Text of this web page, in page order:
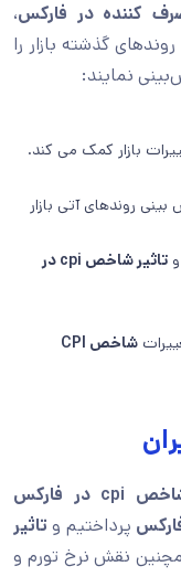
کننده در فارکس،
گذشته بازار را
نمایند:
بازار کمک می کند.
روندهای آتی بازار
و
تاثیر شاخص cpi در
شاخص CPI
“شاخص cpi در فارکس
پرداختیم و تاثیر
نقش نرخ تورم و